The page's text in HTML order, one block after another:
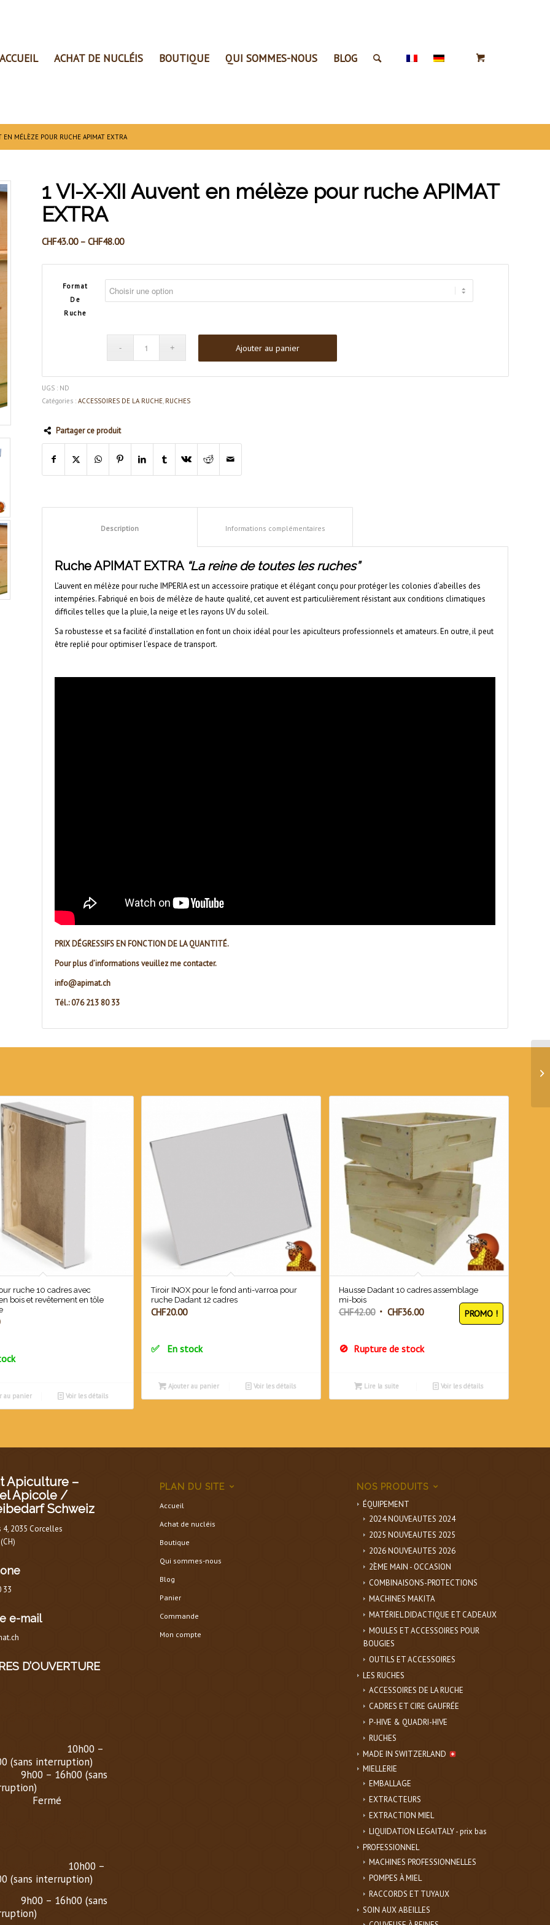
ACCUEIL ACHAT DE NUCLÉIS BOUTIQUE QUI SOMMES-NOUS BLOG
EN MÉLÈZE POUR RUCHE APIMAT EXTRA
1 VI-X-XII Auvent en mélèze pour ruche APIMAT
EXTRA
CHF43.00–CHF48.00
Format
De
Ruche
Ajouter au panier
UGS : ND
Catégories :ACCESSOIRES DE LA RUCHE, RUCHES
Partager ce produit
Description Informations complémentaires
Ruche APIMAT EXTRA “La reine de toutes les ruches”
L’auvent en mélèze pour ruche IMPERIA est un accessoire pratique et élégant conçu pour protéger les colonies d’abeilles des
intempéries. Fabriqué en bois de mélèze de haute qualité, cet auvent est particulièrement résistant aux conditions climatiques
difficiles telles que la pluie, la neige et les rayons UV du soleil.
Sa robustesse et sa facilité d’installation en font un choix idéal pour les apiculteurs professionnels et amateurs. En outre, il peut
être replié pour optimiser l’espace de transport.
PRIX DÉGRESSIFS EN FONCTION DE LA QUANTITÉ.
Pour plus d’informations veuillez me contacter.
info@apimat.ch
Tél.: 076 213 80 33
ruche 10 cadres avec
bois et revêtement en tôle
au panier Voir les détails
Tiroir INOX pour le fond anti-varroa pour
ruche Dadant 12 cadres
CHF20.00
En stock
Ajouter au panier Voir les détails
Hausse Dadant 10 cadres assemblage
mi-bois
CHF42.00 Le
était :
CHF36.00Le
est :
PROMO !
Rupture de stock
Lire la suite Voir les détails
Apiculture –
Apicole /
Schweiz
4, 2035 Corcelles
33
e-mail
D’OUVERTURE
10h00 –
(sans interruption)
9h00 – 16h00 (sans
Fermé
10h00 –
(sans interruption)
9h00 – 16h00 (sans
PLAN DU SITE
Accueil
Achat de nucléis
Boutique
Qui sommes-nous
Blog
Panier
Commande
Mon compte
NOS PRODUITS
ÉQUIPEMENT
2024 NOUVEAUTES 2024
2025 NOUVEAUTES 2025
2026 NOUVEAUTES 2026
2ÈME MAIN - OCCASION
COMBINAISONS-PROTECTIONS
MACHINES MAKITA
MATÉRIEL DIDACTIQUE ET CADEAUX
MOULES ET ACCESSOIRES POUR
BOUGIES
OUTILS ET ACCESSOIRES
LES RUCHES
ACCESSOIRES DE LA RUCHE
CADRES ET CIRE GAUFRÉE
P-HIVE & QUADRI-HIVE
RUCHES
MADE IN SWITZERLAND
MIELLERIE
EMBALLAGE
EXTRACTEURS
EXTRACTION MIEL
LIQUIDATION LEGAITALY - prix bas
PROFESSIONNEL
MACHINES PROFESSIONNELLES
POMPES À MIEL
RACCORDS ET TUYAUX
SOIN AUX ABEILLES